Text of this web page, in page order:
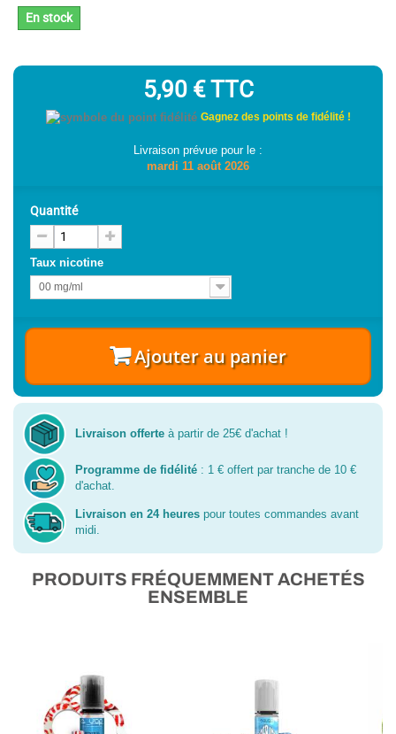
En stock
5,90 €TTC
Gagnez des points de fidélité !
Livraison prévue pour le :
mardi 11 août 2026
Quantité
Taux nicotine
00 mg/ml
Ajouter au panier
Livraison offerte à partir de 25€ d'achat !
Programme de fidélité : 1 € offert par tranche de 10 €
d'achat.
Livraison en 24 heures pour toutes commandes avant
midi.
PRODUITS FRÉQUEMMENT ACHETÉS
ENSEMBLE